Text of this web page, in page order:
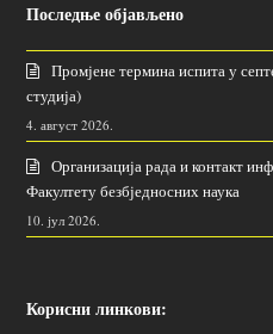
Последње објављено
Промјене термина испита у
студија)
4. август 2026.
Организација рада и контакт
Факултету безбједносних наука
10. јул 2026.
Корисни линкови: